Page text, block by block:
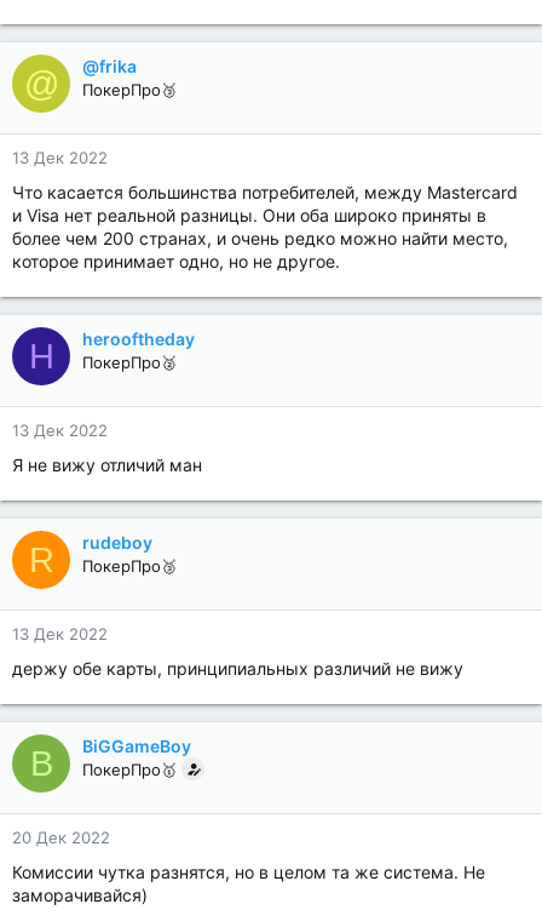
@ @frika
ПокерПро🥉
13 Дек 2022
Что касается большинства потребителей, между Mastercard
и Visa нет реальной разницы. Они оба широко приняты в
более чем 200 странах, и очень редко можно найти место,
которое принимает одно, но не другое.
H herooftheday
ПокерПро🥈
13 Дек 2022
Я не вижу отличий ман
R rudeboy
ПокерПро🥉
13 Дек 2022
держу обе карты, принципиальных различий не вижу
B BiGGameBoy
ПокерПро🥇
20 Дек 2022
Комиссии чутка разнятся, но в целом та же система. Не
заморачивайся)